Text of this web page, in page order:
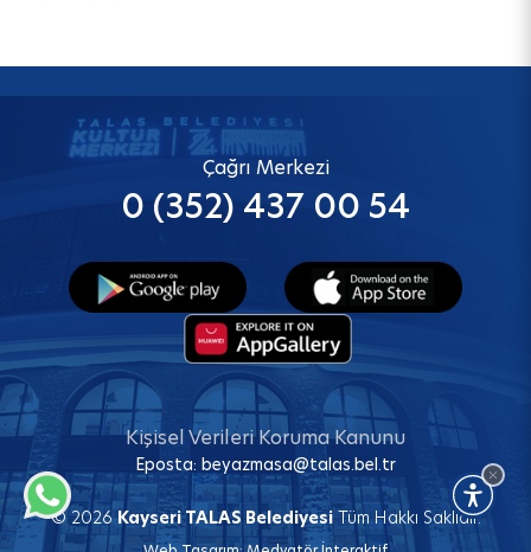
Çağrı Merkezi
0 (352) 437 00 54
Kişisel Verileri Koruma Kanunu
Eposta: beyazmasa@talas.bel.tr
© 2026Kayseri TALAS BelediyesiTüm Hakkı Saklıdır.